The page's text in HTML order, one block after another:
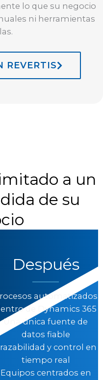
lo que su negocio
ni herramientas
REVERTIS
a un
de su
Después
automatizados
de Dynamics 365
Una única fuente de
datos fiable
y control en
tiempo real
Equipos centrados en